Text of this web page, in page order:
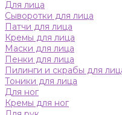
Для лица
Сыворотки для лица
Патчи для лица
Кремы для лица
Маски для лица
Пенки для лица
Пилинги и скрабы для
Тоники для лица
Для ног
Кремы для ног